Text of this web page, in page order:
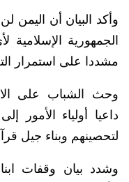
وأكد البيان أن
الجمهورية
مشددا على استمرار
وحث الشباب على
داعيا أولياء الأمور
لتحصينهم وبناء جيل
وشدد بيان وقفات